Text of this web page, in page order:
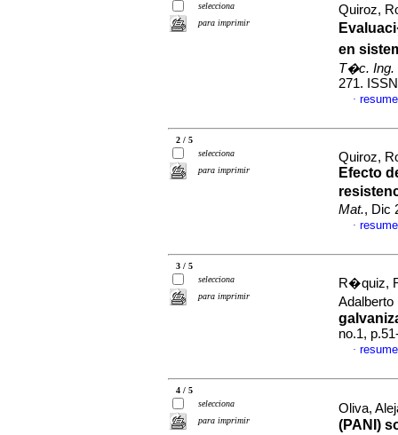
selecciona
para imprimir
Quiroz,
en
T�c. Ing.
271.
·
2 / 5
selecciona
para imprimir
Quiroz,
Efecto
Mat., Dic
·
3 / 5
selecciona
para imprimir
R�quiz,
Adalberto
no.1,
·
4 / 5
selecciona
para imprimir
Oliva,
(PANI )